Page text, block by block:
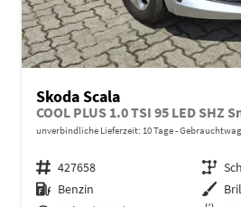
Skoda Scala
COOL PLUS 1.0 TSI 95 LED SHZ
unverbindliche Lieferzeit: 10 Tage
Fahrzeugnr. 427658 Getriebe
Kraftstoff Benzin Außenfarbe